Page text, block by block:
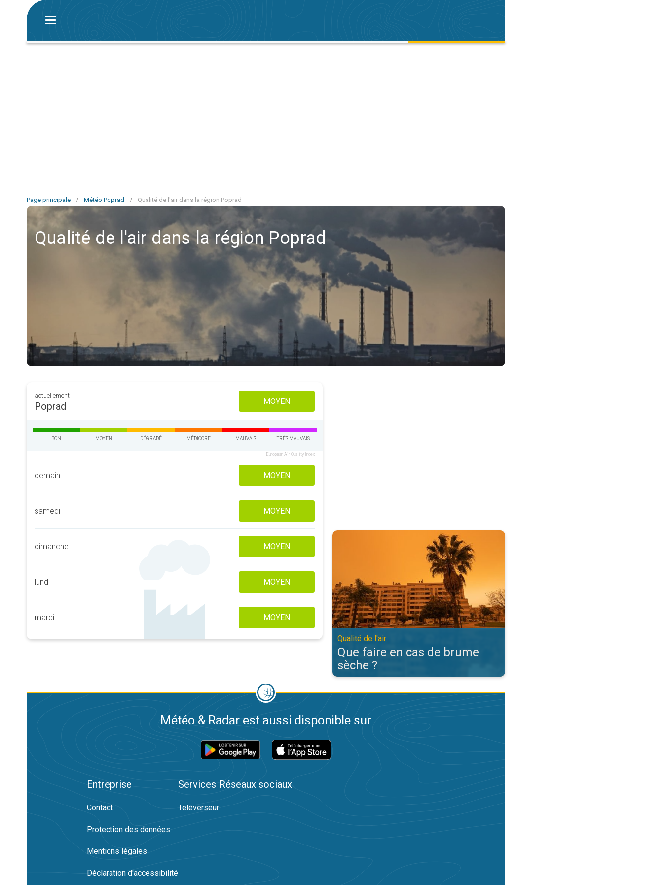
Page principale / Météo Poprad / Qualité de l'air dans la région Poprad
Qualité de l'air dans la région Poprad
actuellement
Poprad MOYEN
BON MOYEN DÉGRADÉ MÉDIOCRE MAUVAIS TRÈS MAUVAIS
European Air Quality Index
demain MOYEN
samedi MOYEN
dimanche MOYEN
lundi MOYEN
mardi MOYEN
Que faire en cas de brume sèche ?. Qualité de l'air. . .
Qualité de l'air
Que faire en cas de brume
sèche ?
Météo & Radar est aussi disponible sur
Entreprise
Contact
Protection des données
Mentions légales
Déclaration d'accessibilité
Services
Téléverseur
Réseaux sociaux